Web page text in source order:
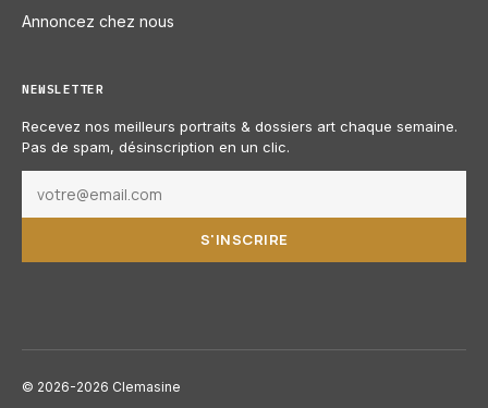
Annoncez chez nous
NEWSLETTER
Recevez nos meilleurs portraits & dossiers art chaque semaine.
Pas de spam, désinscription en un clic.
S'INSCRIRE
© 2026-2026 Clemasine